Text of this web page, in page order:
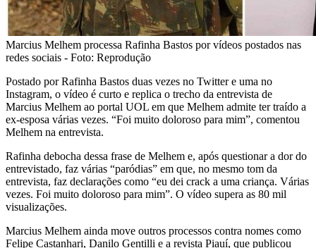
Marcius Melhem processa Rafinha Bastos por vídeos postados nas
redes sociais - Foto: Reprodução
Postado por Rafinha Bastos duas vezes no Twitter e uma no
Instagram, o vídeo é curto e replica o trecho da entrevista de
Marcius Melhem ao portal UOL em que Melhem admite ter traído a
ex-esposa várias vezes. “Foi muito doloroso para mim”, comentou
Melhem na entrevista.
Rafinha debocha dessa frase de Melhem e, após questionar a dor do
entrevistado, faz várias “paródias” em que, no mesmo tom da
entrevista, faz declarações como “eu dei crack a uma criança. Várias
vezes. Foi muito doloroso para mim”. O vídeo supera as 80 mil
visualizações.
Marcius Melhem ainda move outros processos contra nomes como
Felipe Castanhari, Danilo Gentilli e a revista Piauí, que publicou